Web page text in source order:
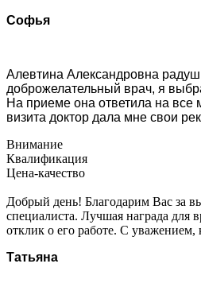
Софья
Алевтина Александровна
доброжелательный врач, я
На приеме она ответила на все
визита доктор дала мне свои
Внимание
Квалификация
Цена-качество
Добрый день! Благодарим Вас за
специалиста. Лучшая награда для
отклик о его работе. С
Татьяна